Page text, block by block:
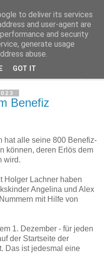
Italiens
Benefiz
hat alle seine 800 Benefiz-
können, deren Erlös dem
wird.
Holger Lachner haben
Angelina und Alex
mit Hilfe von
1. Dezember - für jeden
der Startseite der
Das ist jedesmal eine
to deliver its services
and user-agent are
and security
generate usage
abuse.
GOT IT